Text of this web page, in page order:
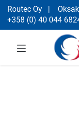
Routec Oy |
+358 (0) 40 044